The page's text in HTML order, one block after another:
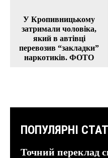
У Кропивницькому
затримали чоловіка,
який в автівці
перевозив “закладки”
наркотиків. ФОТО
ПОПУЛЯРНІ
Точний переклад